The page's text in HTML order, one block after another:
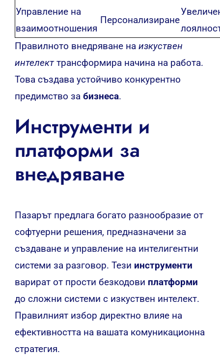
Управление на
взаимоотношения
Персонализиране
Правилното внедряване на изкуствен
интелекттрансформира начина на работа.
Това създава устойчиво конкурентно
предимство за бизнеса.
Инструменти и
платформи за
внедряване
Пазарът предлага богато разнообразие от
софтуерни решения, предназначени за
създаване и управление на интелигентни
системи за разговор. Тези инструменти
варират от прости безкодови платформи
до сложни системи с изкуствен интелект.
Правилният избор директно влияе на
ефективността на вашата комуникационна
стратегия.